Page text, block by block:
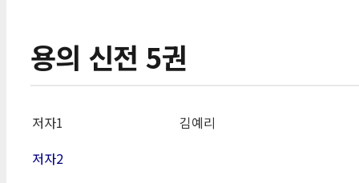
용의 신전 5권
저자1
김예리
저자2